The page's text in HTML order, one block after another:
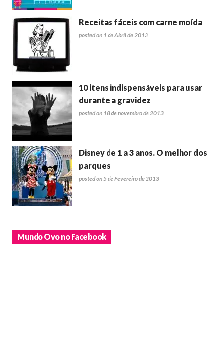
Receitas fáceis com carne moída
posted on 1 de Abril de 2013
10 itens indispensáveis para usar
durante a gravidez
posted on 18 de novembro de 2013
Disney de 1 a 3 anos. O melhor dos
parques
posted on 5 de Fevereiro de 2013
Mundo Ovo no Facebook